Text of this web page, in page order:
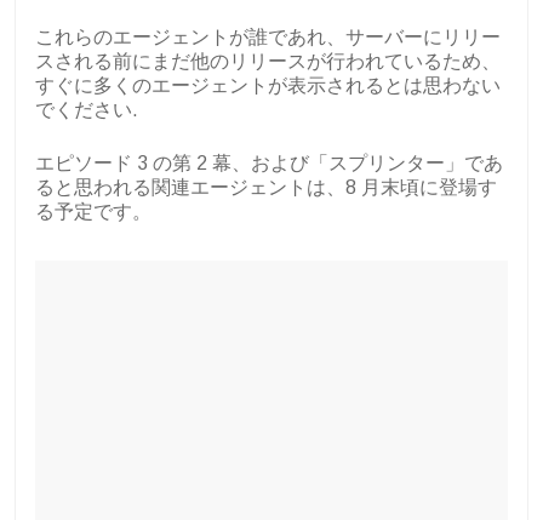
これらのエージェントが誰であれ、サーバーにリリー
スされる前にまだ他のリリースが行われているため、
すぐに多くのエージェントが表示されるとは思わない
でください.
エピソード 3 の第 2 幕、および「スプリンター」であ
ると思われる関連エージェントは、8 月末頃に登場す
る予定です。